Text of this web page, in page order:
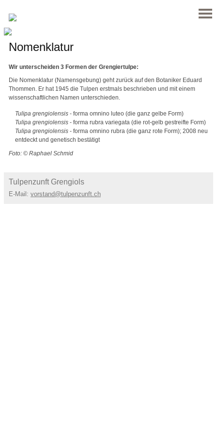
Nomenklatur
Wir unterscheiden 3 Formen der Grengiertulpe:
Die Nomenklatur (Namensgebung) geht zurück auf den Botaniker Eduard
Thommen. Er hat 1945 die Tulpen erstmals beschrieben und mit einem
wissenschaftlichen Namen unterschieden.
Tulipa grengiolensis - forma omnino luteo (die ganz gelbe Form)
Tulipa grengiolensis - forma rubra variegata (die rot-gelb gestreifte Form)
Tulipa grengiolensis - forma omnino rubra (die ganz rote Form); 2008 neu
entdeckt und genetisch bestätigt
Foto: © Raphael Schmid
Tulpenzunft Grengiols
E-Mail: vorstand@tulpenzunft.ch